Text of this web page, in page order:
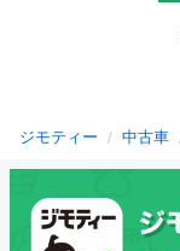
ジモティー 中古車